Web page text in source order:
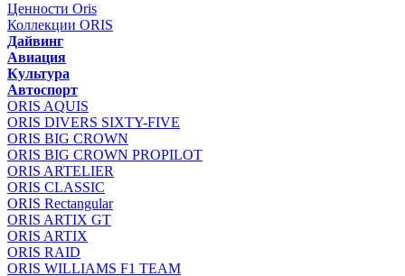
Ценности Oris
Коллекции ORIS
Дайвинг
Авиация
Культура
Автоспорт
ORIS AQUIS
ORIS DIVERS SIXTY-FIVE
ORIS BIG CROWN
ORIS BIG CROWN PROPILOT
ORIS ARTELIER
ORIS CLASSIC
ORIS Rectangular
ORIS ARTIX GT
ORIS ARTIX
ORIS RAID
ORIS WILLIAMS F1 TEAM